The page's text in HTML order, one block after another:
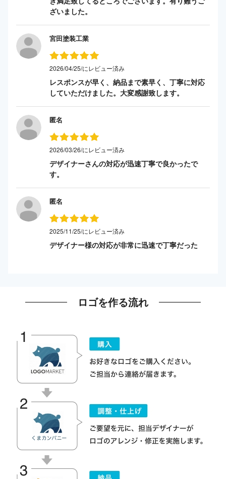
ざいました。
宮田塗装工業
2026/04/25/にレビュー済み
レスポンスが早く、納品まで素早く、丁寧に対応
していただけました。大変感謝致します。
匿名
2026/03/26/にレビュー済み
デザイナーさんの対応が迅速丁寧で良かったで
す。
匿名
2025/11/25/にレビュー済み
デザイナー様の対応が非常に迅速で丁寧だった
ロゴを作る流れ